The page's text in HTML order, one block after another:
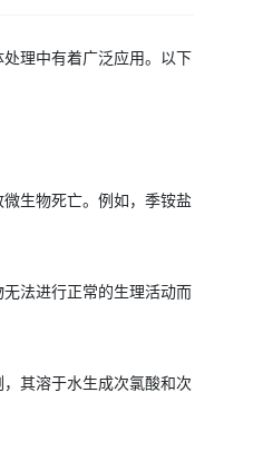
理中有着广泛应用。以下
生物死亡。例如，季铵盐
法进行正常的生理活动而
其溶于水生成次氯酸和次